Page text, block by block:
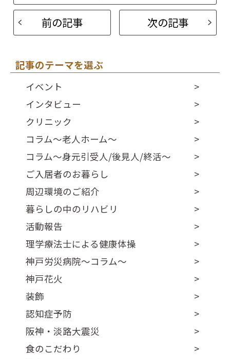
前の記事
次の記事
記事のテーマを選ぶ
イベント
インタビュー
クリニック
コラム～老人ホーム～
コラム～身元引受人/後見人/終活～
ご入居者のお暮らし
周辺環境のご紹介
暮らしの中のリハビリ
活動報告
理学療法士による健康体操
神戸労災病院～コラム～
神戸花火
装飾
認知症予防
阪神・淡路大震災
食のこだわり